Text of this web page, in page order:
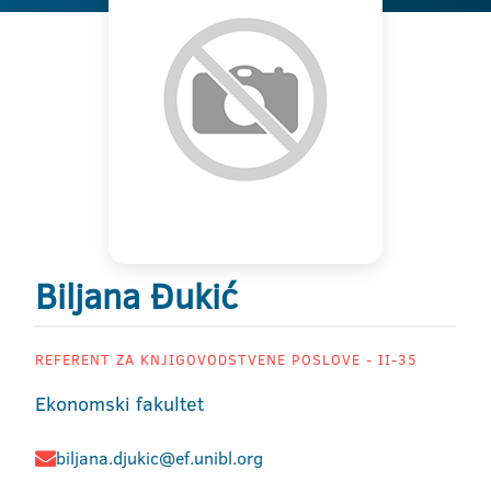
Biljana Đukić
REFERENT ZA KNJIGOVODSTVENE POSLOVE - II-35
Ekonomski fakultet
biljana.djukic@ef.unibl.org